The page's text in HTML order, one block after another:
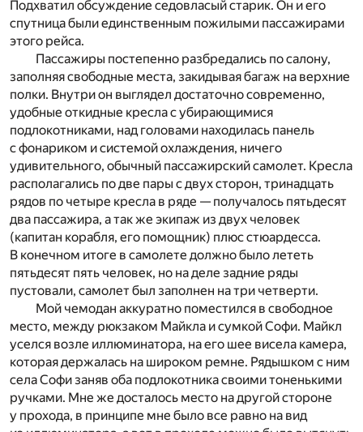
Подхватил обсуждение седовласый старик. Он и его
спутница были единственным пожилыми пассажирами
этого рейса.
Пассажиры постепенно разбредались по салону,
заполняя свободные места, закидывая багаж на верхние
полки. Внутри он выглядел достаточно современно,
удобные откидные кресла с убирающимися
подлокотниками, над головами находилась панель
с фонариком и системой охлаждения, ничего
удивительного, обычный пассажирский самолет. Кресла
располагались по две пары с двух сторон, тринадцать
рядов по четыре кресла в ряде — получалось пятьдесят
два пассажира, а так же экипаж из двух человек
(капитан корабля, его помощник) плюс стюардесса.
В конечном итоге в самолете должно было лететь
пятьдесят пять человек, но на деле задние ряды
пустовали, самолет был заполнен на три четверти.
Мой чемодан аккуратно поместился в свободное
место, между рюкзаком Майкла и сумкой Софи. Майкл
уселся возле иллюминатора, на его шее висела камера,
которая держалась на широком ремне. Рядышком с ним
села Софи заняв оба подлокотника своими тоненькими
ручками. Мне же досталось место на другой стороне
у прохода, в принципе мне было все равно на вид